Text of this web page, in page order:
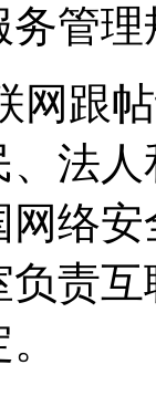
务管理
网跟
法
网络
责